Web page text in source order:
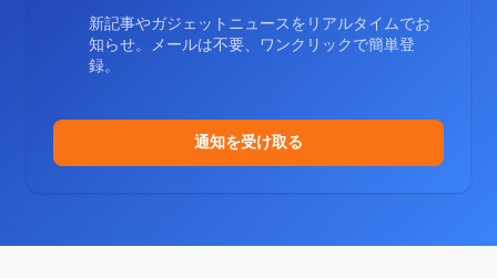
新記事やガジェットニュースをリアルタイムでお
知らせ。メールは不要、ワンクリックで簡単登
録。
通知を受け取る